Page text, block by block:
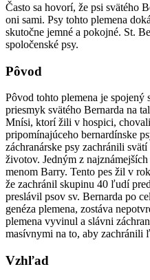
Často sa hovorí, že psi svätého
oni sami. Psy tohto plemena
skutočne jemné a pokojné. St.
spoločenské psy.
Pôvod
Pôvod tohto plemena je
priesmyk svätého Bernarda na
Mnísi, ktorí žili v hospici, chovali
pripomínajúceho bernardínske
záchranárske psy zachránili
životov. Jedným z
menom Barry. Tento pes žil v
že zachránil skupinu 40 ľudí
preslávil psov sv. Bernarda po
genéza plemena, zostáva
plemena vyvinul a slávni
masívnymi na to, aby zachránili
Vzhľad